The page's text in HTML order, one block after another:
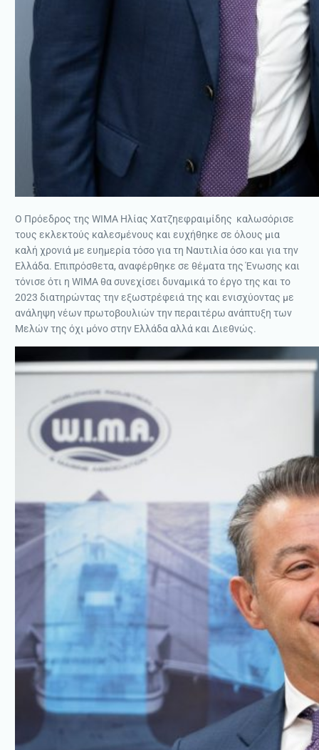
Ο Πρόεδρος της WIMA Ηλίας Χατζηεφραιμίδης καλωσόρισε
τους εκλεκτούς καλεσμένους και ευχήθηκε σε όλους μια
καλή χρονιά με ευημερία τόσο για τη Ναυτιλία όσο και για την
Ελλάδα. Επιπρόσθετα, αναφέρθηκε σε θέματα της Ένωσης και
τόνισε ότι η WIMA θα συνεχίσει δυναμικά το έργο της και το
2023 διατηρώντας την εξωστρέφειά της και ενισχύοντας με
ανάληψη νέων πρωτοβουλιών την περαιτέρω ανάπτυξη των
Μελών της όχι μόνο στην Ελλάδα αλλά και Διεθνώς.